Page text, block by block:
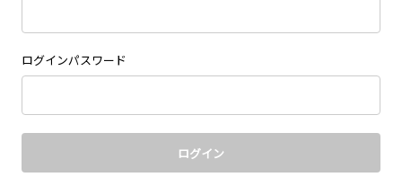
ログインパスワード
ログイン